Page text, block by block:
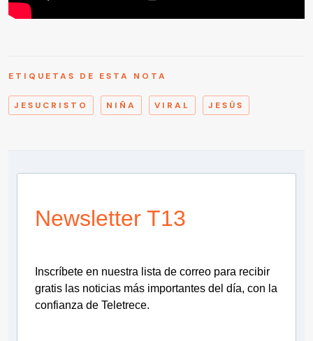
ETIQUETAS DE ESTA NOTA
JESUCRISTO NIÑA VIRAL JESÚS
Newsletter T13
Inscríbete en nuestra lista de correo para recibir
gratis las noticias más importantes del día, con la
confianza de Teletrece.